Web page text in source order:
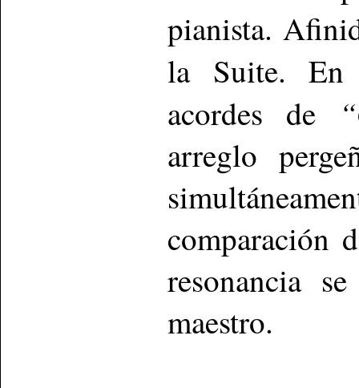
pianista.
la Suite.
acordes de
arreglo
comparación
resonancia
maestro.